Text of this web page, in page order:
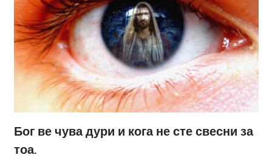
Бог ве чува дури и кога не сте свесни за
тоа.